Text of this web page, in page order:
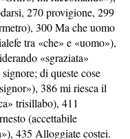
270 provigione, 299
300 Ma che uomo
tra «che» e «uomo»),
«sgraziata»
di queste cose
386 mi riesca il
trisillabo), 411
(accettabile
435 Alloggiate costei.